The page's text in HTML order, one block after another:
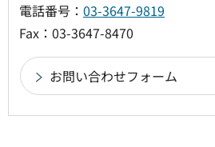
電話番号： 03-3647-9819
Fax：03-3647-8470